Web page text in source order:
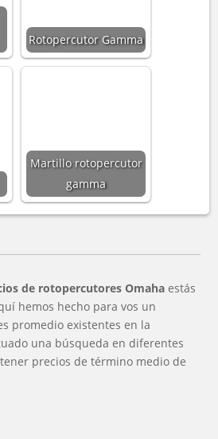
Rotopercutor Gamma
Martillo rotopercutor
gamma
de rotopercutores Omaha estás
hemos hecho para vos un
promedio existentes en la
una búsqueda en diferentes
precios de término medio de